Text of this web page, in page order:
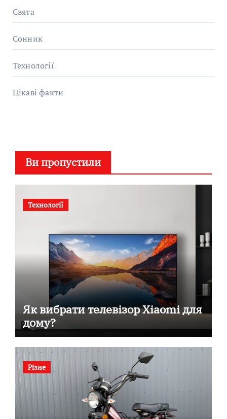
Свята
Сонник
Технології
Цікаві факти
Ви пропустили
Технології
Як вибрати телевізор Xiaomi для
дому?
Різне